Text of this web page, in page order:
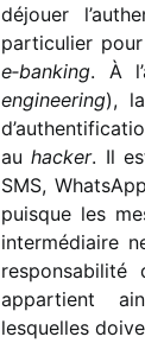
déjouer
parti­cu­lier
e‑banking. À
engi­nee­ring),
au hacker. Il
SMS,
puisque les
inter­mé­diaire
respon­sa­bi­lité
appar­tient
lesquelles